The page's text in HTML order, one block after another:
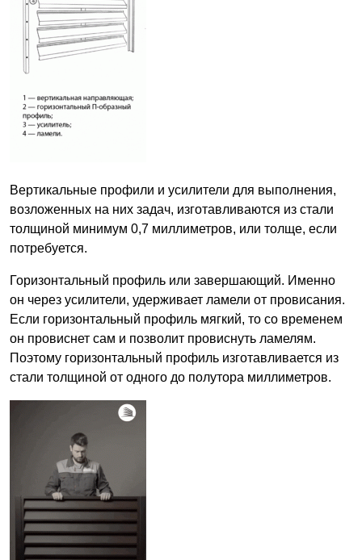
Вертикальные профили и усилители для выполнения,
возложенных на них задач, изготавливаются из стали
толщиной минимум 0,7 миллиметров, или толще, если
потребуется.
Горизонтальный профиль или завершающий. Именно
он через усилители, удерживает ламели от провисания.
Если горизонтальный профиль мягкий, то со временем
он провиснет сам и позволит провиснуть ламелям.
Поэтому горизонтальный профиль изготавливается из
стали толщиной от одного до полутора миллиметров.